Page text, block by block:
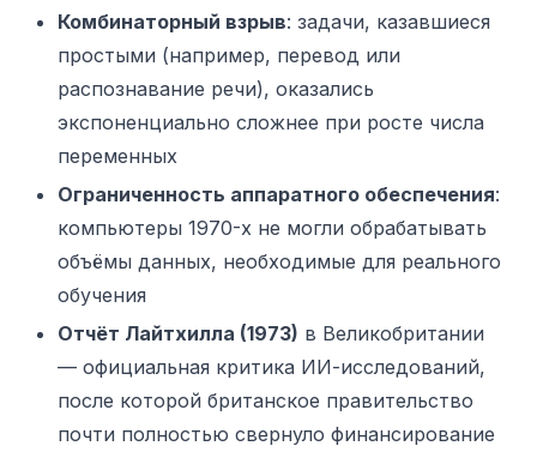
Комбинаторный взрыв: задачи, казавшиеся
простыми (например, перевод или
распознавание речи), оказались
экспоненциально сложнее при росте числа
переменных
Ограниченность аппаратного обеспечения:
компьютеры 1970-х не могли обрабатывать
объёмы данных, необходимые для реального
обучения
Отчёт Лайтхилла (1973) в Великобритании
— официальная критика ИИ-исследований,
после которой британское правительство
почти полностью свернуло финансирование